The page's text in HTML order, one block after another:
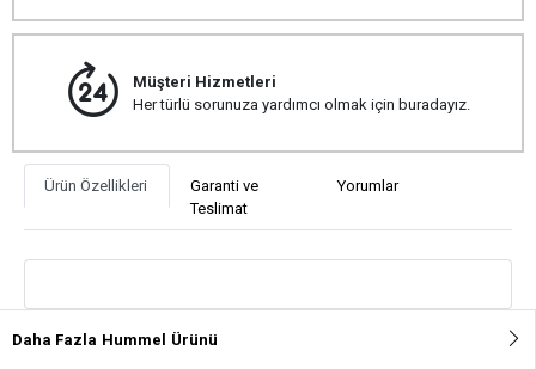
Müşteri Hizmetleri
Her türlü sorunuza yardımcı olmak için buradayız.
Ürün Özellikleri
Garanti ve
Teslimat
Yorumlar
Daha Fazla Hummel Ürünü